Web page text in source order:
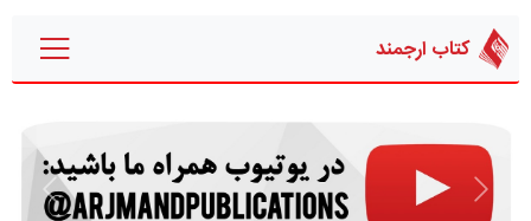
کتاب ارجمند
قبلی بعدی